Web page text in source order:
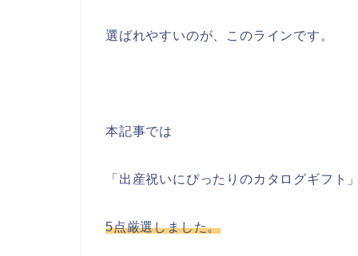
選ばれやすいのが、このラインです。
本記事では
「出産祝いにぴったりのカタログギフト
5点厳選しました。